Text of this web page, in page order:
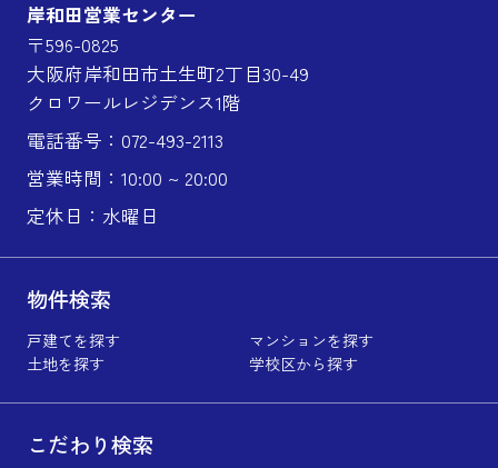
岸和田営業センター
〒596-0825
大阪府岸和田市土生町2丁目30-49
クロワールレジデンス1階
電話番号：072-493-2113
営業時間：10:00 ~ 20:00
定休日：水曜日
物件検索
戸建てを探す
マンションを探す
土地を探す
学校区から探す
こだわり検索